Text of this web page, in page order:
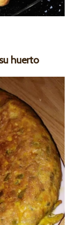
huerto